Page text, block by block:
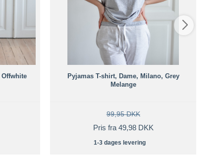
Pyjamas T-shirt, Dame, Milano, Grey
Melange
99,95 DKK
Pris fra 49,98 DKK
1-3 dages levering